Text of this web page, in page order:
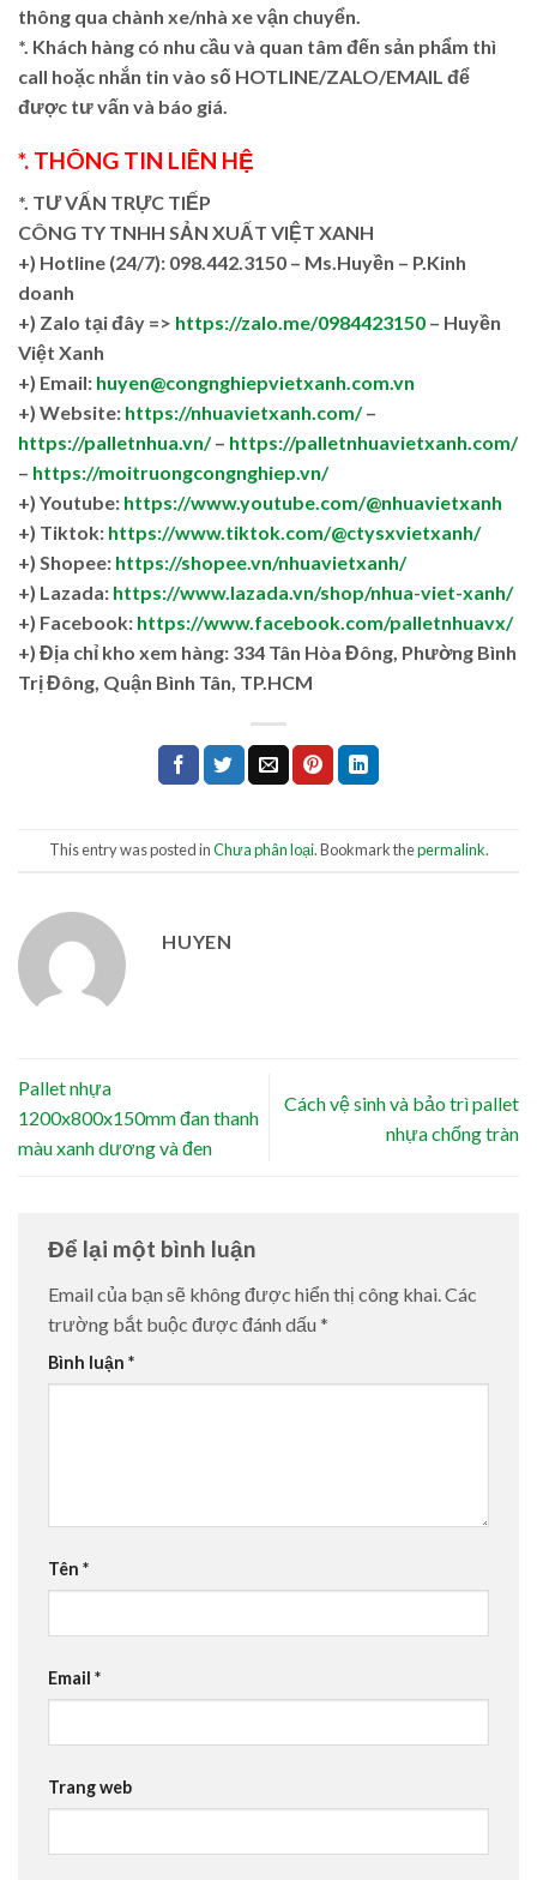
thông qua chành xe/nhà xe vận chuyển.
*. Khách hàng có nhu cầu và quan tâm đến sản phẩm thì
call hoặc nhắn tin vào số HOTLINE/ZALO/EMAIL để
được tư vấn và báo giá.
*. THÔNG TIN LIÊN HỆ
*. TƯ VẤN TRỰC TIẾP
CÔNG TY TNHH SẢN XUẤT VIỆT XANH
+) Hotline (24/7): 098.442.3150 – Ms.Huyền – P.Kinh
doanh
+) Zalo tại đây => https://zalo.me/0984423150 – Huyền
Việt Xanh
+) Email: huyen@congnghiepvietxanh.com.vn
+) Website: https://nhuavietxanh.com/–
https://palletnhua.vn/– https://palletnhuavietxanh.com/
– https://moitruongcongnghiep.vn/
+) Youtube: https://www.youtube.com/@nhuavietxanh
+) Tiktok: https://www.tiktok.com/@ctysxvietxanh/
+) Shopee: https://shopee.vn/nhuavietxanh/
+) Lazada: https://www.lazada.vn/shop/nhua-viet-xanh/
+) Facebook: https://www.facebook.com/palletnhuavx/
+) Địa chỉ kho xem hàng: 334 Tân Hòa Đông, Phường Bình
Trị Đông, Quận Bình Tân, TP.HCM
This entry was posted inChưa phân loại. Bookmark thepermalink.
HUYEN
Pallet nhựa
1200x800x150mm đan thanh
màu xanh dương và đen
Cách vệ sinh và bảo trì pallet
nhựa chống tràn
Để lại một bình luận
Email của bạn sẽ không được hiển thị công khai.Các
trường bắt buộc được đánh dấu *
Bình luận *
Tên *
Email *
Trang web